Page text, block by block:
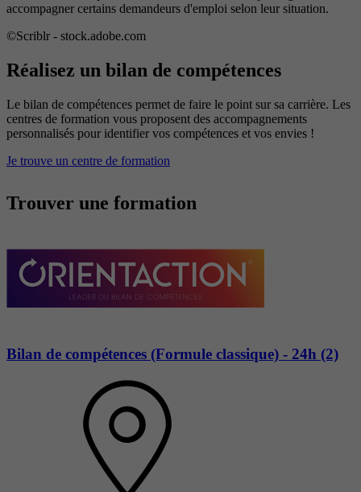
accompagner certains demandeurs d'emploi selon leur situation.
©Scriblr - stock.adobe.com
Réalisez un bilan de compétences
Le bilan de compétences permet de faire le point sur sa carrière. Les
centres de formation vous proposent des accompagnements
personnalisés pour identifier vos compétences et vos envies !
Je trouve un centre de formation
Trouver une formation
Bilan de compétences (Formule classique) - 24h (2)